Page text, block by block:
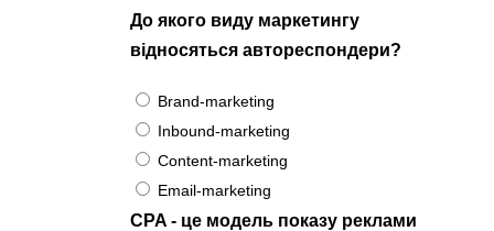
До якого виду маркетингу
відносяться автореспондери?
Brand-marketing
Inbound-marketing
Content-marketing
Email-marketing
CPA - це модель показу реклами